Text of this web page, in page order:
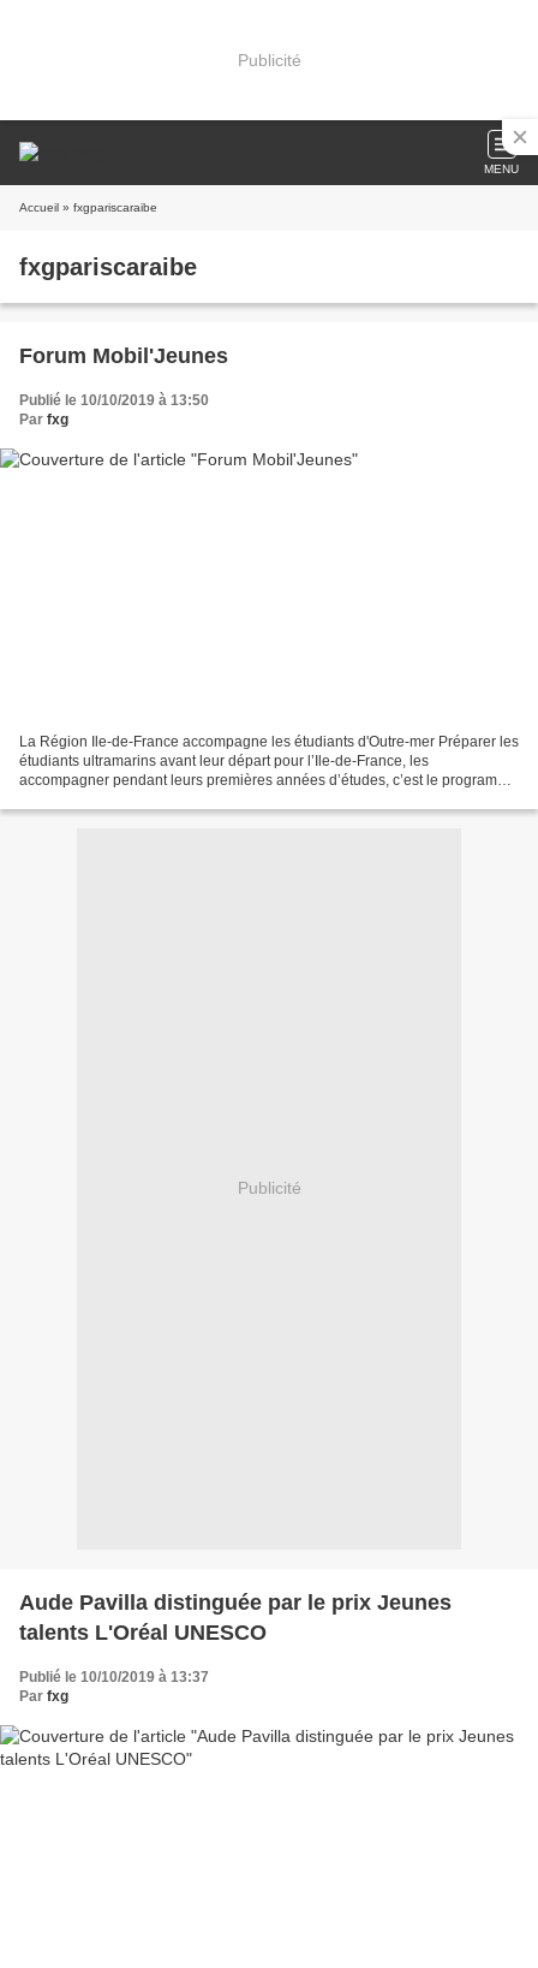
Publicité
MENU
Accueil » fxgpariscaraibe
fxgpariscaraibe
Forum Mobil'Jeunes
Publié le 10/10/2019 à 13:50
Par fxg
La Région Ile-de-France accompagne les étudiants d'Outre-mer Préparer les
étudiants ultramarins avant leur départ pour l’Ile-de-France, les
accompagner pendant leurs premières années d’études, c’est le programme
Publicité
Aude Pavilla distinguée par le prix Jeunes
talents L'Oréal UNESCO
Publié le 10/10/2019 à 13:37
Par fxg